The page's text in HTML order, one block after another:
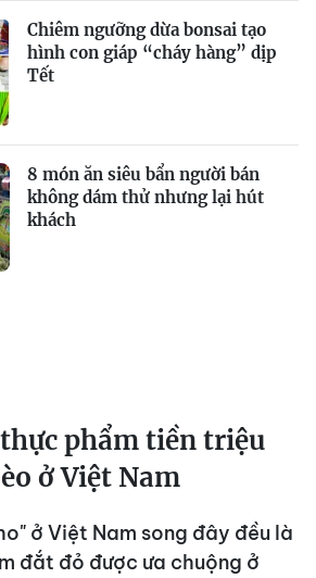
Chiêm ngưỡng dừa bonsai tạo
hình con giáp “cháy hàng” dịp
Tết
8 món ăn siêu bẩn người bán
không dám thử nhưng lại hút
khách
phẩm tiền triệu
ở Việt Nam
ở Việt Nam song đây đều là
đắt đỏ được ưa chuộng ở